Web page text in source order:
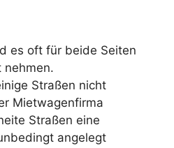
es oft für beide Seiten
nehmen.
Straßen nicht
Mietwagenfirma
Straßen eine
angelegt